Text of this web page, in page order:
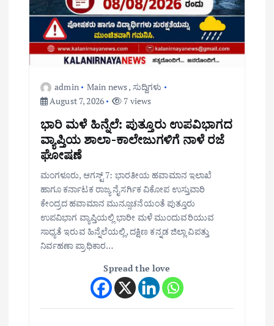
admin Main news, ಸುದ್ದಿಗಳು
August 7, 2026
7 views
ಭಾರಿ ಮಳೆ ಹಿನ್ನೆಲೆ: ಪುತ್ತೂರು ಉಪವಿಭಾಗದ
ವ್ಯಾಪ್ತಿಯ ಶಾಲಾ-ಕಾಲೇಜುಗಳಿಗೆ ನಾಳೆ ರಜೆ
ಘೋಷಣೆ
ಮಂಗಳೂರು, ಆಗಸ್ಟ್ 7: ಭಾರತೀಯ ಹವಾಮಾನ ಇಲಾಖೆ
ಹಾಗೂ ಕರ್ನಾಟಕ ರಾಜ್ಯ ನೈಸರ್ಗಿಕ ವಿಕೋಪ ಉಸ್ತುವಾರಿ
ಕೇಂದ್ರದ ಹವಾಮಾನ ಮುನ್ಸೂಚನೆಯಂತೆ ಪುತ್ತೂರು
ಉಪವಿಭಾಗ ವ್ಯಾಪ್ತಿಯಲ್ಲಿ ಭಾರೀ ಮಳೆ ಮುಂದುವರಿಯುವ
ಸಾಧ್ಯತೆ ಇರುವ ಹಿನ್ನೆಲೆಯಲ್ಲಿ, ದಕ್ಷಿಣ ಕನ್ನಡ ಜಿಲ್ಲಾ ವಿಪತ್ತು
ನಿರ್ವಹಣಾ ಪ್ರಾಧಿಕಾರ…
Spread the love